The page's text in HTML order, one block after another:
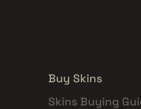
Buy Skins
Skins Buying